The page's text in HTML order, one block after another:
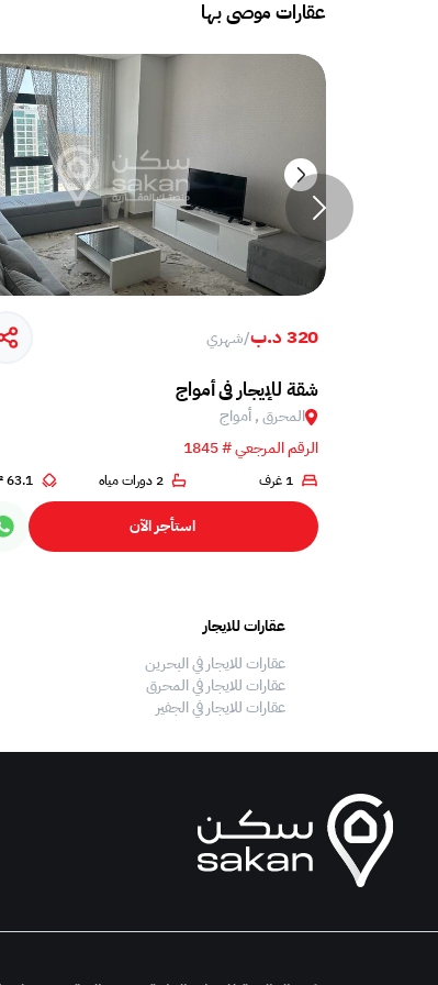
عقارات موصى بها
مع تراس ضخم في جزيرة أمواج
320 د.ب /شهري
شقة للإيجار في أمواج
المحرق , أمواج
الرقم المرجعي # 1845
1 غرف 2 دورات مياه 63.1 m²
استأجر الآن
عقارات للايجار
عقارات للايجار في البحرين
عقارات للايجار في المحرق
عقارات للايجار في الجفير